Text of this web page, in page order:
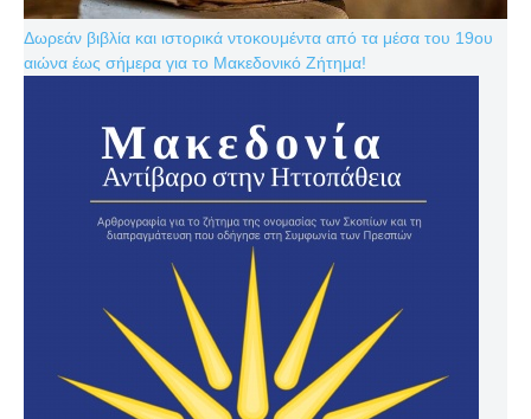
Δωρεάν βιβλία και ιστορικά ντοκουμέντα από τα μέσα του 19ου
αιώνα έως σήμερα για το Μακεδονικό Ζήτημα!